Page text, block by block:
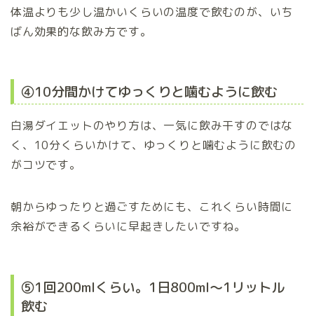
体温よりも少し温かいくらいの温度で飲むのが、いち
ばん効果的な飲み方です。
④10分間かけてゆっくりと噛むように飲む
白湯ダイエットのやり方は、一気に飲み干すのではな
く、10分くらいかけて、ゆっくりと噛むように飲むの
がコツです。
朝からゆったりと過ごすためにも、これくらい時間に
余裕ができるくらいに早起きしたいですね。
⑤1回200mlくらい。1日800ml～1リットル
飲む